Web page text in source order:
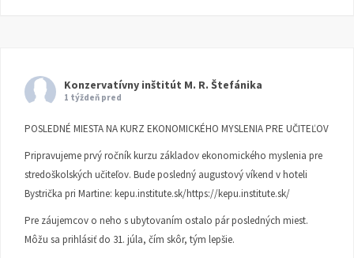
Konzervatívny inštitút M. R. Štefánika
1 týždeň pred
POSLEDNÉ MIESTA NA KURZ EKONOMICKÉHO MYSLENIA PRE UČITEĽOV
Pripravujeme prvý ročník kurzu základov ekonomického myslenia pre
stredoškolských učiteľov. Bude posledný augustový víkend v hoteli
Bystrička pri Martine: kepu.institute.sk/https://kepu.institute.sk/
Pre záujemcov o neho s ubytovaním ostalo pár posledných miest.
Môžu sa prihlásiť do 31. júla, čím skôr, tým lepšie.